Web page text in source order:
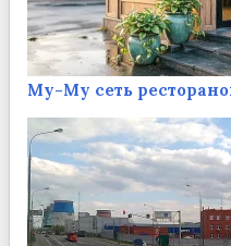
Му-Му сеть